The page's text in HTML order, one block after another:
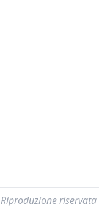
Riproduzione